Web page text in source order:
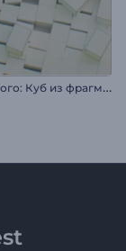
А
нимация лого: Куб из фрагментов